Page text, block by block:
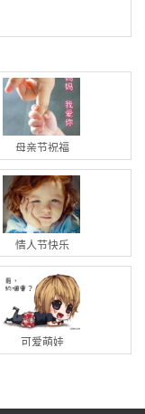
母亲节祝福
情人节快乐
可爱萌娃